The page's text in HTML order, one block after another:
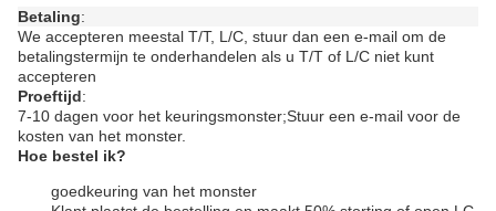
Betaling:
We accepteren meestal T/T, L/C, stuur dan een e-mail om de
betalingstermijn te onderhandelen als u T/T of L/C niet kunt
accepteren
Proeftijd:
7-10 dagen voor het keuringsmonster;Stuur een e-mail voor de
kosten van het monster.
Hoe bestel ik?
goedkeuring van het monster